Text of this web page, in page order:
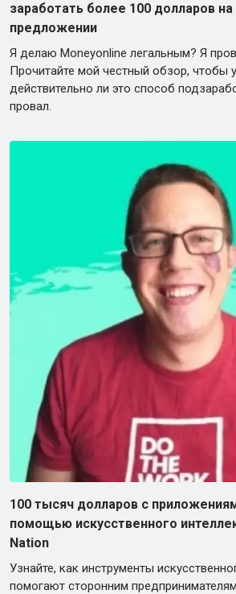
заработать более 100 долларов
предложении
Я делаю Moneyonline легальным? Я
Прочитайте мой честный обзор, чтобы
действительно ли это способ
провал.
100 тысяч долларов с
помощью искусственного
Nation
Узнайте, как инструменты
помогают сторонним